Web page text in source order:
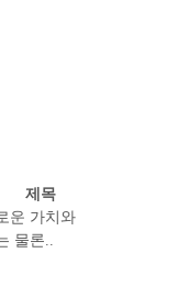
제목
운 가치와
물론..